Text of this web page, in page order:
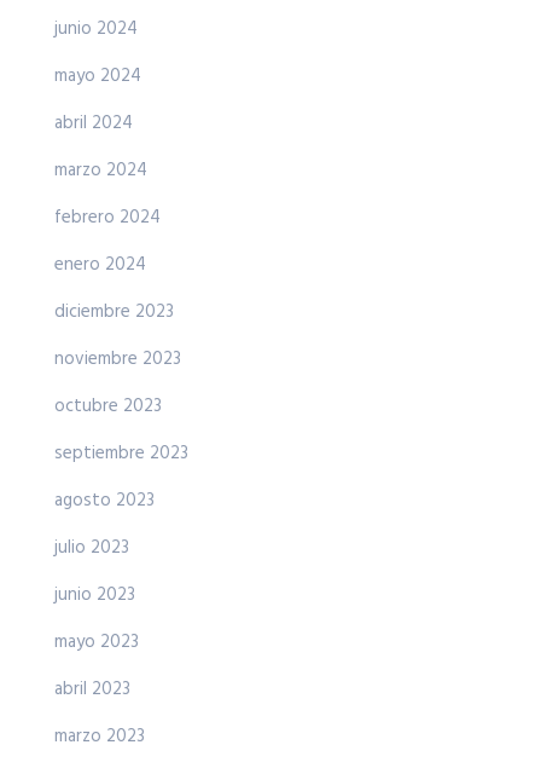
junio 2024
mayo 2024
abril 2024
marzo 2024
febrero 2024
enero 2024
diciembre 2023
noviembre 2023
octubre 2023
septiembre 2023
agosto 2023
julio 2023
junio 2023
mayo 2023
abril 2023
marzo 2023